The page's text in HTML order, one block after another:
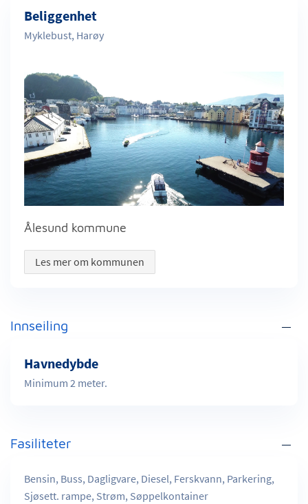
Beliggenhet
Myklebust, Harøy
Ålesund kommune
Les mer om kommunen
Innseiling
Havnedybde
Minimum 2 meter.
Fasiliteter
Bensin, Buss, Dagligvare, Diesel, Ferskvann, Parkering,
Sjøsett. rampe, Strøm, Søppelkontainer